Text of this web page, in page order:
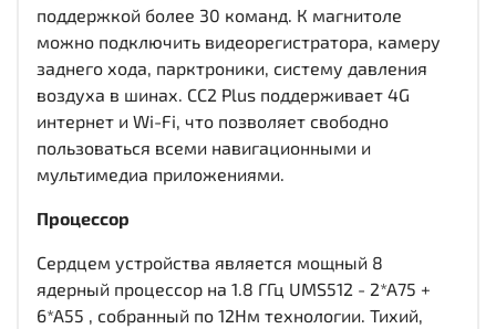
поддержкой более 30 команд. К магнитоле
можно подключить видеорегистратора, камеру
заднего хода, парктроники, систему давления
воздуха в шинах. CC2 Plus поддерживает 4G
интернет и Wi-Fi, что позволяет свободно
пользоваться всеми навигационными и
мультимедиа приложениями.
Процессор
Сердцем устройства является мощный 8
ядерный процессор на 1.8 ГГц UMS512 - 2*A75 +
6*A55 , собранный по 12Нм технологии. Тихий,